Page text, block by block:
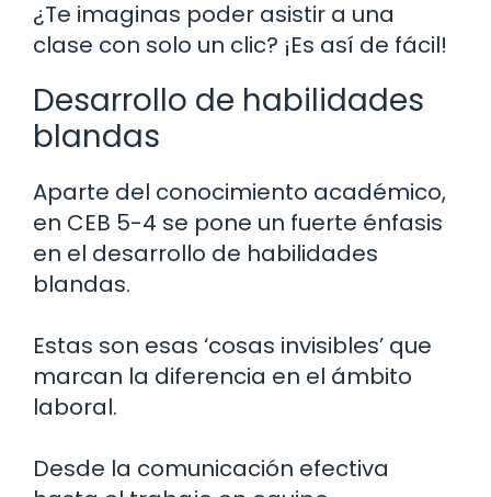
¿Te imaginas poder asistir a una
clase con solo un clic? ¡Es así de fácil!
Desarrollo de habilidades
blandas
Aparte del conocimiento académico,
en CEB 5-4 se pone un fuerte énfasis
en el desarrollo de habilidades
blandas.
Estas son esas ‘cosas invisibles’ que
marcan la diferencia en el ámbito
laboral.
Desde la comunicación efectiva